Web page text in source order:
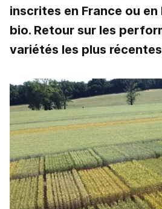
inscrites en France ou en
bio. Retour sur les
variétés les plus